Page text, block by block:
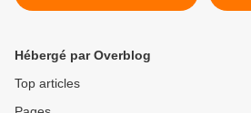
Hébergé par Overblog
Top articles